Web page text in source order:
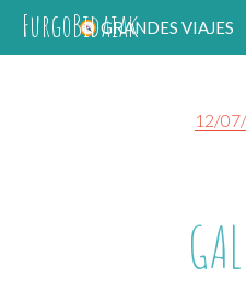
FurgoBidaiakGRANDES VIAJES
12/